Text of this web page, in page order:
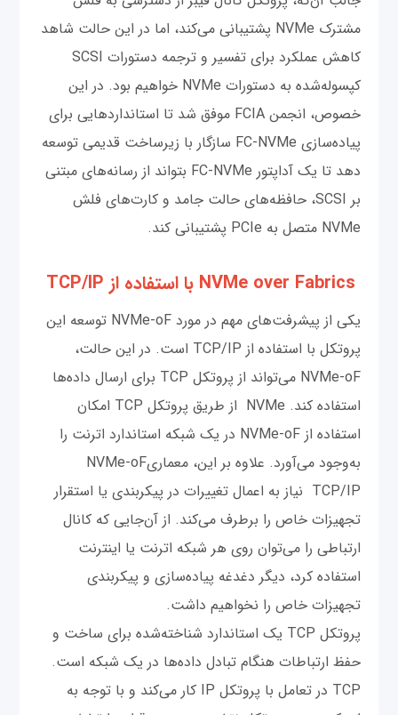
مشترک NVMe پشتیبانی می‌کند، اما در این حالت شاهد
کاهش عملکرد برای تفسیر و ترجمه دستورات SCSI
کپسوله‌شده به دستورات NVMe خواهیم بود. در این
خصوص، انجمن FCIA موفق شد تا استانداردهایی برای
پیاده‌سازی FC-NVMe سازگار با زیرساخت قدیمی توسعه
دهد تا یک آداپتور FC-NVMe بتواند از رسانه‌های مبتنی
بر SCSI، حافظه‌های حالت جامد و کارت‌های فلش
NVMe متصل به PCIe پشتیبانی کند.
یکی از پیشرفت‌های مهم در مورد NVMe-oF توسعه این
پروتکل با استفاده از TCP/IP است. در این حالت،
NVMe-oF می‌تواند از پروتکل TCP برای ارسال داده‌ها
استفاده کند. NVMe از طریق پروتکل TCP امکان
استفاده از NVMe-oF در یک شبکه استاندارد اترنت را
به‌وجود می‌آورد. علاوه بر این، معماریNVMe-oF
TCP/IP نیاز به اعمال تغییرات در پیکربندی یا استقرار
تجهیزات خاص را برطرف می‌کند. از آن‌جایی که کانال
ارتباطی را می‌توان روی هر شبکه اترنت یا اینترنت
استفاده کرد، دیگر دغدغه پیاده‌سازی و پیکربندی
تجهیزات خاص را نخواهیم داشت.
پروتکل TCP یک استاندارد شناخته‌شده برای ساخت و
حفظ ارتباطات هنگام تبادل داده‌ها در یک شبکه است.
TCP در تعامل با پروتکل IP کار می‌کند و با توجه به